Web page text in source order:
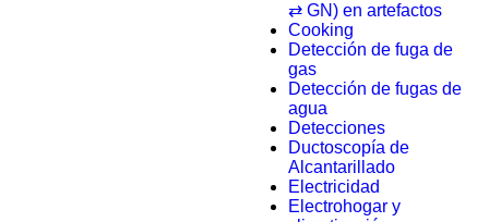
⇄ GN) en artefactos
Cooking
Detección de fuga de
gas
Detección de fugas de
agua
Detecciones
Ductoscopía de
Alcantarillado
Electricidad
Electrohogar y